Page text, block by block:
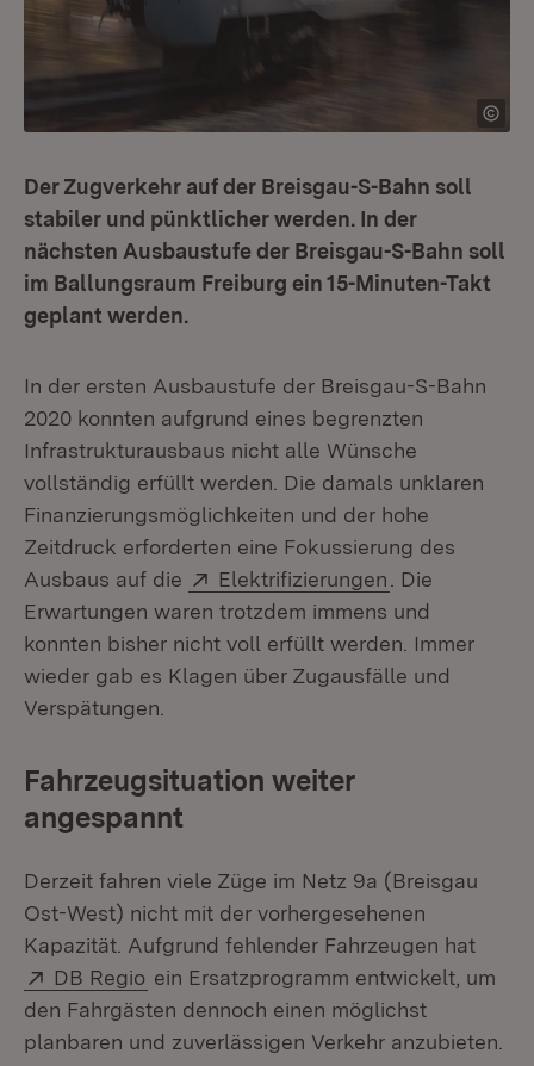
Der Zugverkehr auf der Breisgau-S-Bahn soll
stabiler und pünktlicher werden. In der
nächsten Ausbaustufe der Breisgau-S-Bahn soll
im Ballungsraum Freiburg ein 15-Minuten-Takt
geplant werden.
In der ersten Ausbaustufe der Breisgau-S-Bahn
2020 konnten aufgrund eines begrenzten
Infrastrukturausbaus nicht alle Wünsche
vollständig erfüllt werden. Die damals unklaren
Finanzierungsmöglichkeiten und der hohe
Zeitdruck erforderten eine Fokussierung des
Ausbaus auf die
Extern:
Elektrifizierungen (Öffnet in
. Die
Erwartungen waren trotzdem immens und
konnten bisher nicht voll erfüllt werden. Immer
wieder gab es Klagen über Zugausfälle und
Verspätungen.
Fahrzeugsituation weiter
angespannt
Derzeit fahren viele Züge im Netz 9a (Breisgau
Ost-West) nicht mit der vorhergesehenen
Kapazität. Aufgrund fehlender Fahrzeugen hat
Extern:
DB Regio (Öffnet in neuem Fenster)
ein Ersatzprogramm entwickelt, um
den Fahrgästen dennoch einen möglichst
planbaren und zuverlässigen Verkehr anzubieten.